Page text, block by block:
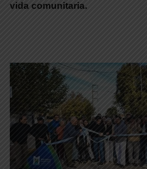
vida comunitaria.